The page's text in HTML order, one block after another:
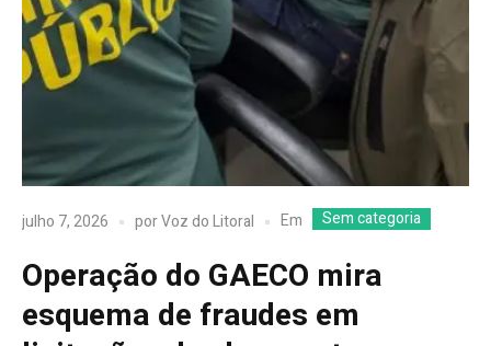
julho 7, 2026 porVoz do Litoral Em Sem categoria
Operação do GAECO mira
esquema de fraudes em